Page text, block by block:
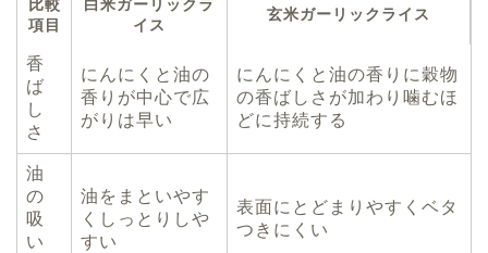
比較
項目
白米ガーリックラ
イス
玄米ガーリックライス
香
ば
し
さ
にんにくと油の
香りが中心で広
がりは早い
にんにくと油の香りに穀物
の香ばしさが加わり噛むほ
どに持続する
油
の
吸
い
油をまといやす
くしっとりしや
すい
表面にとどまりやすくベタ
つきにくい